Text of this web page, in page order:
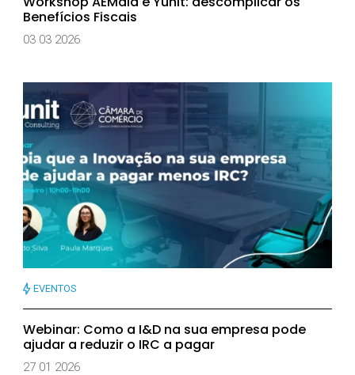
Benefícios Fiscais
03 03 2026
EVENTOS
Webinar: Como a I&D na sua empresa pode
ajudar a reduzir o IRC a pagar
27 01 2026